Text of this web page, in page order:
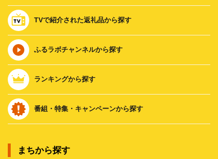
TVで紹介された返礼品から探す
ふるラボチャンネルから探す
ランキングから探す
番組・特集・キャンペーンから探す
まちから探す